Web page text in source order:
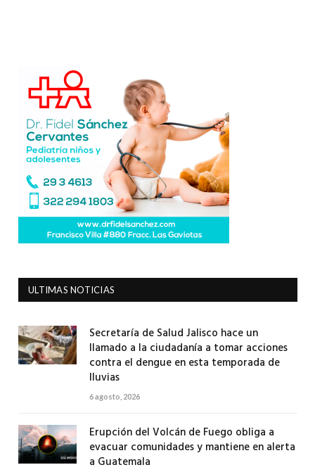
ULTIMAS NOTICIAS
Secretaría de Salud Jalisco hace un
llamado a la ciudadanía a tomar acciones
contra el dengue en esta temporada de
lluvias
6 agosto, 2026
Erupción del Volcán de Fuego obliga a
evacuar comunidades y mantiene en alerta
a Guatemala